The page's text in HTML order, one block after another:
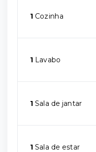
1 Cozinha
1 Lavabo
1 Sala de jantar
1 Sala de estar